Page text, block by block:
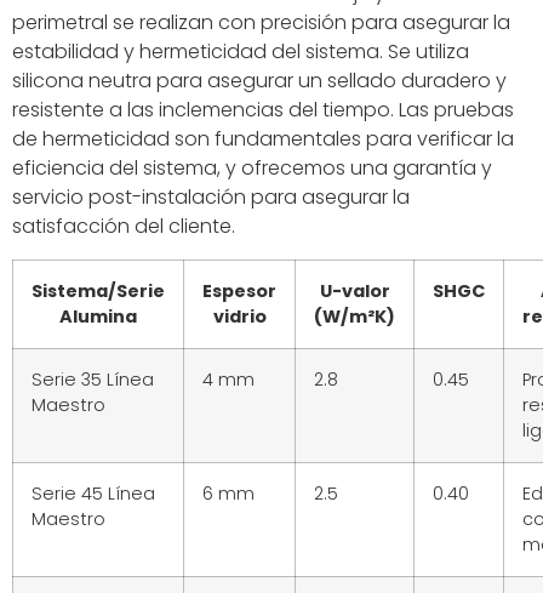
perimetral se realizan con precisión para asegurar la
estabilidad y hermeticidad del sistema. Se utiliza
silicona neutra para asegurar un sellado duradero y
resistente a las inclemencias del tiempo. Las pruebas
de hermeticidad son fundamentales para verificar la
eficiencia del sistema, y ofrecemos una garantía y
servicio post-instalación para asegurar la
satisfacción del cliente.
Sistema/Serie
Alumina
Espesor
vidrio
U-valor
(W/m²K)
SHGC
Serie 35 Línea
Maestro
4 mm 2.8 0.45
Serie 45 Línea
Maestro
6 mm 2.5 0.40